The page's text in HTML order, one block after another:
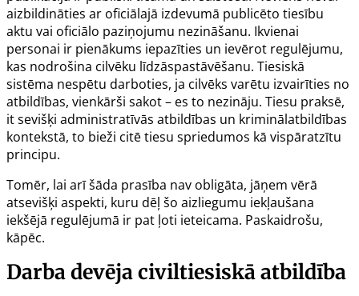
aizbildināties ar oficiālajā izdevumā publicēto tiesību
aktu vai oficiālo paziņojumu nezināšanu. Ikvienai
personai ir pienākums iepazīties un ievērot regulējumu,
kas nodrošina cilvēku līdzāspastāvēšanu. Tiesiskā
sistēma nespētu darboties, ja cilvēks varētu izvairīties no
atbildības, vienkārši sakot – es to nezināju. Tiesu praksē,
it sevišķi administratīvās atbildības un kriminālatbildības
kontekstā, to bieži citē tiesu spriedumos kā vispāratzītu
principu.
Tomēr, lai arī šāda prasība nav obligāta, jāņem vērā
atsevišķi aspekti, kuru dēļ šo aizliegumu iekļaušana
iekšējā regulējumā ir pat ļoti ieteicama. Paskaidrošu,
kāpēc.
Darba devēja civiltiesiskā atbildība